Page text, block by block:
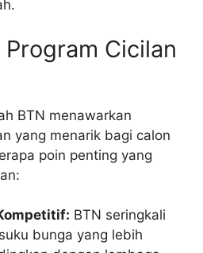
Cicilan
BTN menawarkan
yang menarik bagi calon
poin penting yang
BTN seringkali
bunga yang lebih